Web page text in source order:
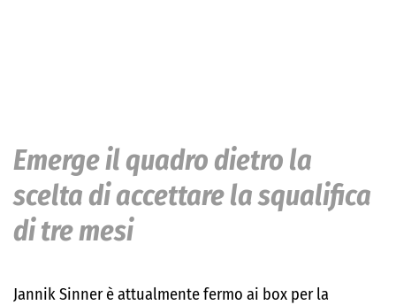
Emerge il quadro dietro la
scelta di accettare la squalifica
di tre mesi
Jannik Sinner è attualmente fermo ai box per la